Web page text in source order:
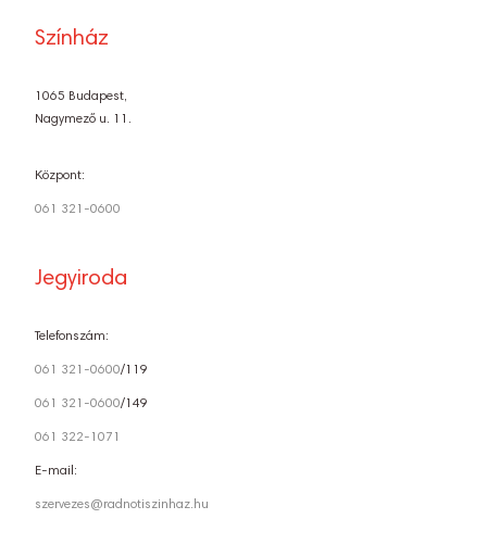
Színház
1065 Budapest,
Nagymező u. 11.
Központ:
061 321-0600
Jegyiroda
Telefonszám:
061 321-0600/119
061 321-0600/149
061 322-1071
E-mail:
szervezes@radnotiszinhaz.hu